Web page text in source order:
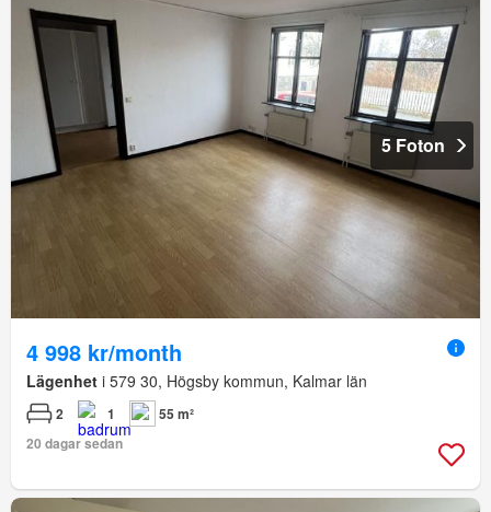
5 Foton
4 998 kr/month
Lägenhet i 579 30, Högsby kommun, Kalmar län
2 1
55 m²
20 dagar sedan